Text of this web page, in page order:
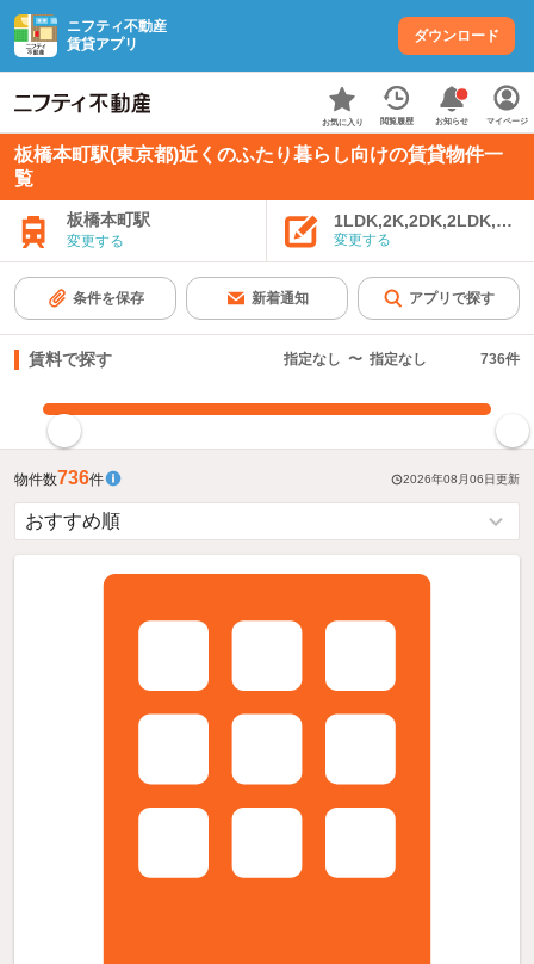
ニフティ不動産
賃貸アプリ
ダウンロード
お気に入り 閲覧履歴 お知らせ マイページ
板橋本町駅(東京都)近くのふたり暮らし向けの賃貸物件一
覧
板橋本町駅
変更する 変更する
条件を保存 新着通知 アプリで探す
賃料で探す 指定なし 〜 指定なし 736件
物件数736件 2026年08月06日更新